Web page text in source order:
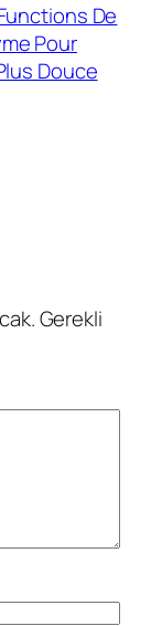
De
Pour
Douce
Gerekli